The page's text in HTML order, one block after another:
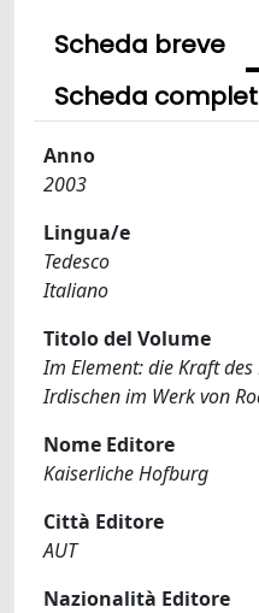
Scheda breve
Scheda
Anno
2003
Lingua/e
Tedesco
Italiano
Titolo del Volume
Im Element: die Kraft
Irdischen im Werk von
Nome Editore
Kaiserliche Hofburg
Città Editore
AUT
Nazionalità Editore